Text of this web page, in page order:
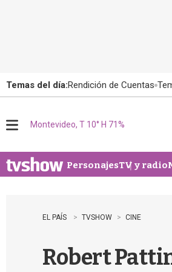
Temas del día:Rendición de Cuentas
u
Montevideo, T 10° H 71%
PersonajesTV y radio
EL PAÍS TVSHOW CINE
Robert